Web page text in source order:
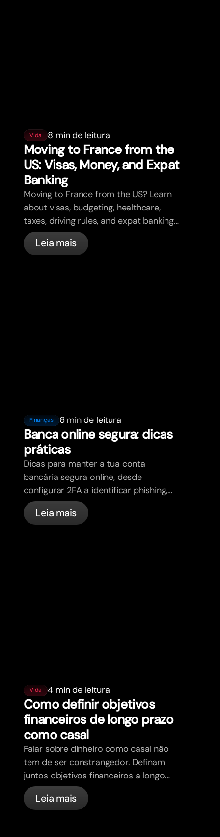
Vida 8 min de leitura
Moving to France from the
US: Visas, Money, and Expat
Banking
Moving to France from the US? Learn
about visas, budgeting, healthcare,
taxes, driving rules, and expat banking
in France with bunq.
Leia mais
Finanças 6 min de leitura
Banca online segura: dicas
práticas
Dicas para manter a tua conta
bancária segura online, desde
configurar 2FA a identificar phishing,
controlar os teus cartões e saber o
que a bunq trata automaticamente.
Leia mais
Vida 4 min de leitura
Como definir objetivos
financeiros de longo prazo
como casal
Falar sobre dinheiro como casal não
tem de ser constrangedor. Definam
juntos objetivos financeiros a longo
prazo e sintam-se mais alinhados.
Leia mais